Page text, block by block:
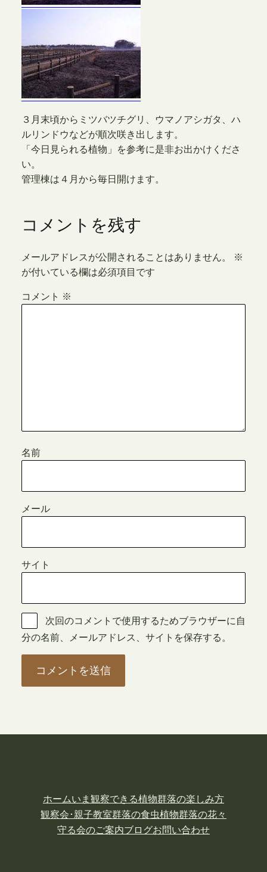
３月末頃からミツバツチグリ、ウマノアシガタ、ハ
ルリンドウなどが順次咲き出します。
「今日見られる植物」を参考に是非お出かけくださ
い。
管理棟は４月から毎日開けます。
コメントを残す
メールアドレスが公開されることはありません。
※
が付いている欄は必須項目です
コメント ※
名前
メール
サイト
次回のコメントで使用するためブラウザーに自
分の名前、メールアドレス、サイトを保存する。
ホームいま観察できる植物群落の楽しみ方
観察会･親子教室群落の食虫植物群落の花々
守る会のご案内ブログお問い合わせ